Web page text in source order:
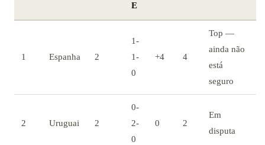
E
1 Espanha 2
1-
1-
0
+4 4
Top —
ainda não
está
seguro
2 Uruguai 2
0-
2-
0
0 2
Em
disputa